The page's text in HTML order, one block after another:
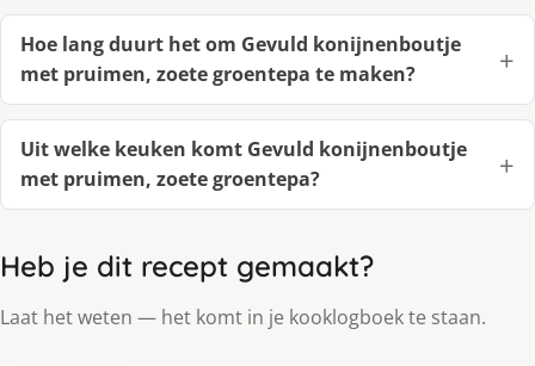
Hoe lang duurt het om Gevuld konijnenboutje
met pruimen, zoete groentepa te maken?
Uit welke keuken komt Gevuld konijnenboutje
met pruimen, zoete groentepa?
Heb je dit recept gemaakt?
Laat het weten — het komt in je kooklogboek te staan.